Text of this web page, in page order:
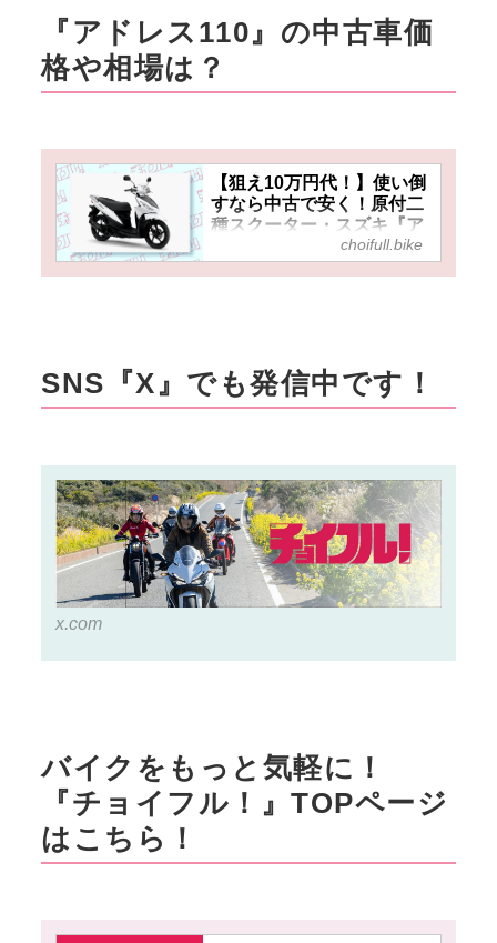
『アドレス110』の中古車価
格や相場は？
【狙え10万円代！】使い倒
すなら中古で安く！原付二
種スクーター・スズキ『ア
ドレス110』（2015～
2022）の中古車価格や相場
2015年から2022年まで生産・
販売されたスズキの原付二種ス
日乗って使い倒すならおトクな
中古車がおすすめ？▶▶▶『チ
ョイフル！』の公式Ｘ（旧
Twitter）はこちら！
choifull.bike
SNS『X』でも発信中です！
x.com
バイクをもっと気軽に！
『チョイフル！』TOPページ
はこちら！